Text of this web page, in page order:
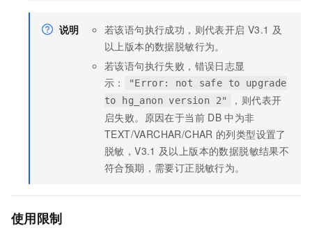
说明 若该语句执行成功，则代表开启 V3.1 及
以上版本的数据脱敏行为。
若该语句执行失败，错误日志显
示：
"Error: not safe to upgrade
to hg_anon version 2"
，则代表开
启失败。原因在于当前 DB 中为非
TEXT/VARCHAR/CHAR 的列类型设置了
脱敏，V3.1 及以上版本的数据脱敏结果不
符合预期，需要订正脱敏行为。
使用限制